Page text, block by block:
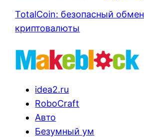
TotalCoin: безопасный обмен
криптовалюты
idea2.ru
RoboCraft
Авто
Безумный ум